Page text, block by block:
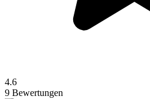
4.6
9 Bewertungen